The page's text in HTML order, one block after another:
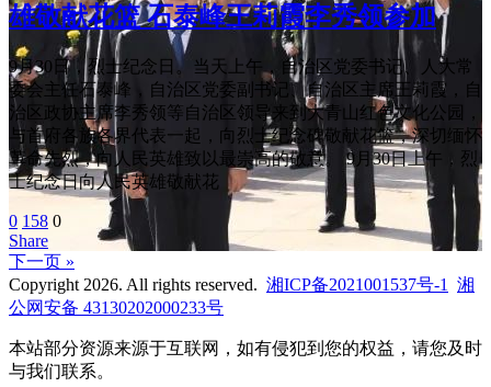
雄敬献花篮 石泰峰王莉霞李秀领参加
9月30日，烈士纪念日。当天上午，自治区党委书记、人大常
委会主任石泰峰，自治区党委副书记、自治区主席王莉霞，自
治区政协主席李秀领等自治区领导来到大青山红色文化公园，
与首府各族各界代表一起，向烈士纪念碑敬献花篮，深切缅怀
革命先烈，向人民英雄致以最崇高的敬意。 9月30日上午，烈
士纪念日向人民英雄敬献花
0 158 0
Share
下一页 »
Copyright 2026. All rights reserved. 湘ICP备2021001537号-1
湘
公网安备 43130202000233号
本站部分资源来源于互联网，如有侵犯到您的权益，请您及时
与我们联系。